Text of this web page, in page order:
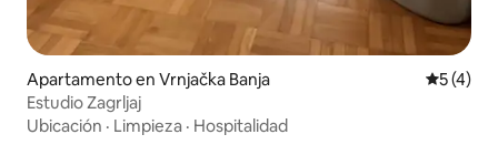
Apartamento en Vrnjačka Banja
5 (4)
Estudio Zagrljaj
Ubicación · Limpieza · Hospitalidad